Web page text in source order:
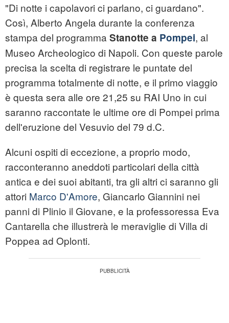
"Di notte i capolavori ci parlano, ci guardano".
Così, Alberto Angela durante la conferenza
stampa del programma Stanotte a Pompei, al
Museo Archeologico di Napoli. Con queste parole
precisa la scelta di registrare le puntate del
programma totalmente di notte, e il primo viaggio
è questa sera alle ore 21,25 su RAI Uno in cui
saranno raccontate le ultime ore di Pompei prima
dell'eruzione del Vesuvio del 79 d.C.
Alcuni ospiti di eccezione, a proprio modo,
racconteranno aneddoti particolari della città
antica e dei suoi abitanti, tra gli altri ci saranno gli
attori Marco D'Amore, Giancarlo Giannini nei
panni di Plinio il Giovane, e la professoressa Eva
Cantarella che illustrerà le meraviglie di Villa di
Poppea ad Oplonti.